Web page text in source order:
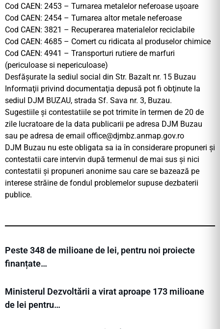
Cod CAEN: 2453 – Turnarea metalelor neferoase ușoare
Cod CAEN: 2454 – Turnarea altor metale neferoase
Cod CAEN: 3821 – Recuperarea materialelor reciclabile
Cod CAEN: 4685 – Comert cu ridicata al produselor chimice
Cod CAEN: 4941 – Transporturi rutiere de marfuri
(periculoase si nepericuloase)
Desfășurate la sediul social din Str. Bazalt nr. 15 Buzau
Informaţii privind documentaţia depusă pot fi obţinute la
sediul DJM BUZAU, strada Sf. Sava nr. 3, Buzau.
Sugestiile și contestatiile se pot trimite în termen de 20 de
zile lucratoare de la data publicarii pe adresa DJM Buzau
sau pe adresa de email office@djmbz.anmap.gov.ro
DJM Buzau nu este obligata sa ia în considerare propuneri și
contestatii care intervin după termenul de mai sus și nici
contestatii și propuneri anonime sau care se bazează pe
interese străine de fondul problemelor supuse dezbaterii
publice.
Peste 348 de milioane de lei, pentru noi proiecte
finanțate…
Ministerul Dezvoltării a virat aproape 173 milioane
de lei pentru…